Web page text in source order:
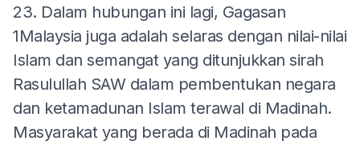
23. Dalam hubungan ini lagi, Gagasan
1Malaysia juga adalah selaras dengan nilai-nilai
Islam dan semangat yang ditunjukkan sirah
Rasulullah SAW dalam pembentukan negara
dan ketamadunan Islam terawal di Madinah.
Masyarakat yang berada di Madinah pada